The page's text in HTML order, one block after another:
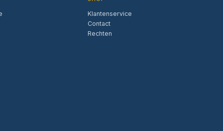
Klantenservice
Contact
Rechten